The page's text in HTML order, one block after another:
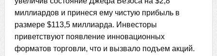
миллиардов и принеся ему чистую прибыль в
размере $113,5 миллиарда. Инвесторы
приветствуют появление инновационных
форматов торговли, что и вызвало подъем акций.